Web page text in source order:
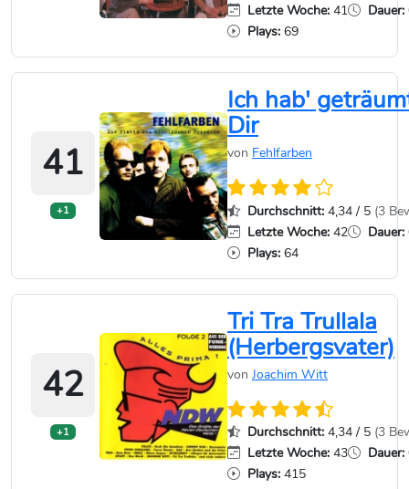
Letzte Woche: 41 Dauer:
Plays: 69
41
+1
Ich hab'
Dir
von Fehlfarben
Durchschnitt: 4,34 / 5 (3
Letzte Woche: 42 Dauer:
Plays: 64
42
+1
Tri Tra Trullala
(Herbergsvater)
von Joachim Witt
Durchschnitt: 4,34 / 5 (3
Letzte Woche: 43 Dauer:
Plays: 415